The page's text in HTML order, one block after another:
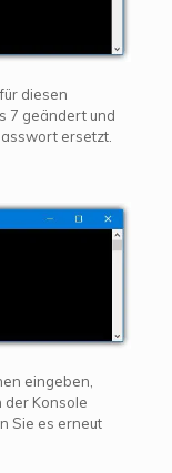
diesen
7 geändert und
ersetzt.
eingeben,
Konsole
Sie es erneut